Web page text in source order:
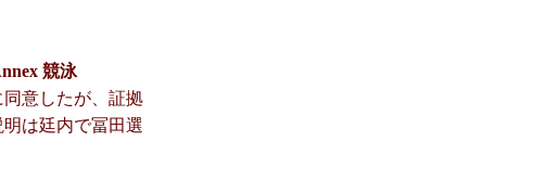
競泳
意したが、証拠
は廷内で冨田選